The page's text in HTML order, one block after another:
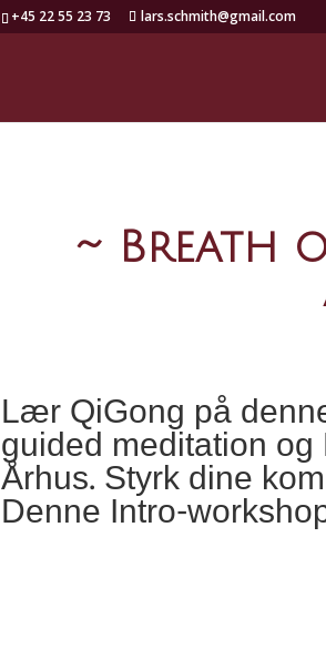
+45 22 55 23 73 lars.schmith@gmail.com
~ Breath
Lær QiGong på
guided meditation
Århus. Styrk dine
Denne Intro-